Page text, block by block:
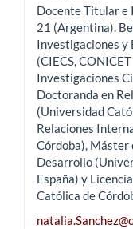
Docente Titular e
21 (Argentina).
Investigaciones y
(CIECS,
Investigaciones
Doctoranda en
(Universidad
Relaciones
Córdoba), Máster
Desarrollo
España) y
Católica de